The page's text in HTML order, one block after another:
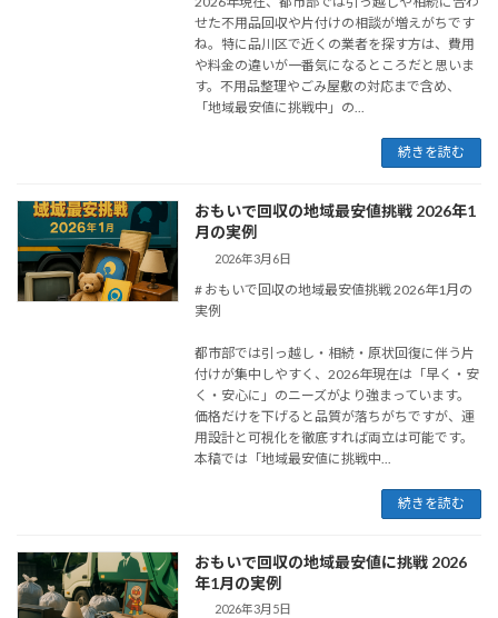
せた不用品回収や片付けの相談が増えがちです
ね。特に品川区で近くの業者を探す方は、費用
や料金の違いが一番気になるところだと思いま
す。不用品整理やごみ屋敷の対応まで含め、
「地域最安値に挑戦中」の...
続きを読む
おもいで回収の地域最安値挑戦 2026年1
月の実例
2026年3月6日
# おもいで回収の地域最安値挑戦 2026年1月の
実例
都市部では引っ越し・相続・原状回復に伴う片
付けが集中しやすく、2026年現在は「早く・安
く・安心に」のニーズがより強まっています。
価格だけを下げると品質が落ちがちですが、運
用設計と可視化を徹底すれば両立は可能です。
本稿では「地域最安値に挑戦中...
続きを読む
おもいで回収の地域最安値に挑戦 2026
年1月の実例
2026年3月5日